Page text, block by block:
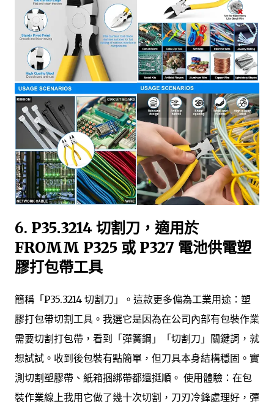
6. P35.3214 切割刀，適用於
FROMM P325 或 P327 電池供電塑
膠打包帶工具
簡稱「P35.3214 切割刀」。這款更多偏為工業用途：塑
膠打包帶切割工具。我選它是因為在公司內部有包裝作業
需要切割打包帶，看到「彈簧鋼」「切割刀」關鍵詞，就
想試試。收到後包裝有點簡單，但刀具本身結構穩固。實
測切割塑膠帶、紙箱捆綁帶都還挺順。 使用體驗：在包
裝作業線上我用它做了幾十次切割，刀刃冷鋒處理好，彈